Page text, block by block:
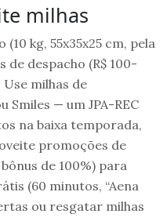
milhas
kg, 55x35x25 cm, pela
de despacho (R$ 100-
Use milhas de
Smiles — um JPA-REC
na baixa temporada,
promoções de
de 100%) para
(60 minutos, “Aena
ou resgatar milhas